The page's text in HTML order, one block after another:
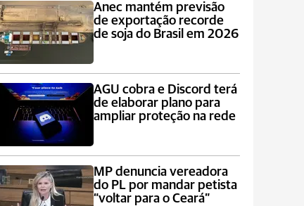
Anec mantém previsão
de exportação recorde
de soja do Brasil em 2026
AGU cobra e Discord terá
de elaborar plano para
ampliar proteção na rede
MP denuncia vereadora
do PL por mandar petista
“voltar para o Ceará”